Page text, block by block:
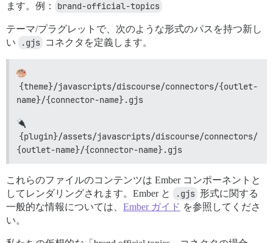
ます。例：
brand-official-topics
テーマ/プラグレットで、次のような形式のパスを持つ新し
い
.gjs コネクタを定義します。
{theme}/javascripts/discourse/connectors/{outlet-
name}/{connector-name}.gjs
{plugin}/assets/javascripts/discourse/connectors/
{outlet-name}/{connector-name}.gjs
これらのファイルのコンテンツは Ember コンポーネントと
してレンダリングされます。Ember と
.gjs 形式に関する
一般的な情報については、 Ember ガイド を参照してくださ
い。